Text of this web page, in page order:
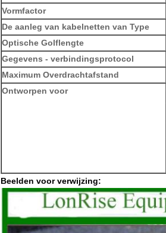
Vormfactor
De aanleg van kabelnetten van Type
Optische Golflengte
Gegevens - verbindingsprotocol
Maximum Overdrachtafstand
Ontworpen voor
Beelden voor verwijzing: